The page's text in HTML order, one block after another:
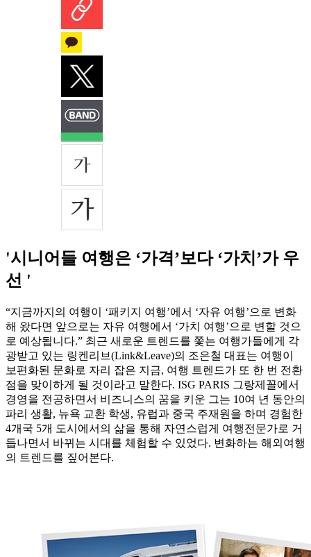
'시니어들 여행은 ‘가격’보다 ‘가치’가 우
선 '
“지금까지의 여행이 ‘패키지 여행’에서 ‘자유 여행’으로 변화
해 왔다면 앞으로는 자유 여행에서 ‘가치 여행’으로 변할 것으
로 예상됩니다.” 최근 새로운 트렌드를 쫓는 여행가들에게 각
광받고 있는 링켄리브(Link&Leave)의 조은철 대표는 여행이
보편화된 문화로 자리 잡은 지금, 여행 트렌드가 또 한 번 전환
점을 맞이하게 될 것이라고 말한다. ISG PARIS 그랑제꼴에서
경영을 전공하면서 비즈니스의 꿈을 키운 그는 10여 년 동안의
파리 생활, 뉴욕 교환 학생, 유럽과 중국 주재원을 하며 경험한
4개국 5개 도시에서의 삶을 통해 자연스럽게 여행전문가로 거
듭나면서 바뀌는 시대를 체험할 수 있었다. 변화하는 해외여행
의 트렌드를 짚어본다.